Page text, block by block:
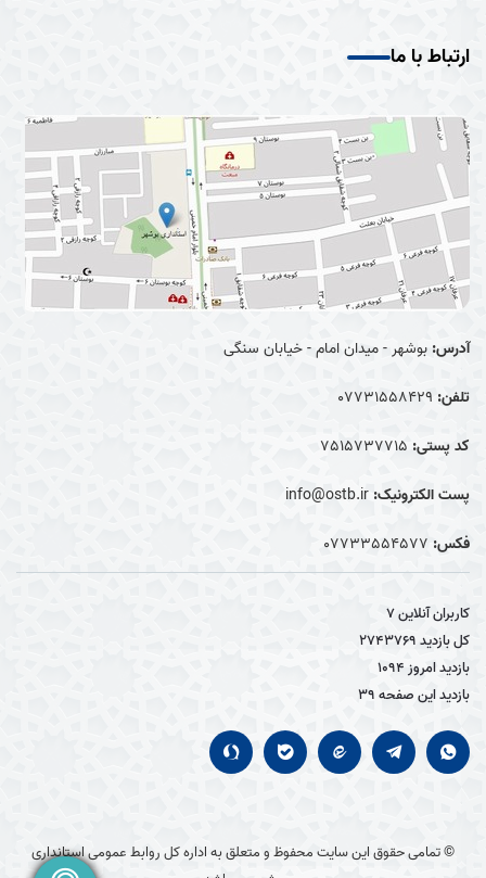
ارتباط با ما
آدرس: بوشهر - میدان امام - خیابان سنگی
تلفن: 07731558429
کد پستی: 7515737715
پست الکترونیک: info@ostb.ir
فکس: 07733554577
کاربران آنلاین7
کل بازدید2743769
بازدید امروز 1094
بازدید این صفحه39
© تمامی حقوق این سایت محفوظ و متعلق به اداره کل روابط عمومی استانداری